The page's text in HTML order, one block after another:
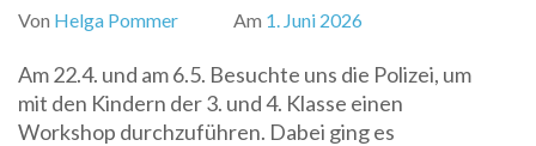
Von Helga Pommer Am 1. Juni 2026
Am 22.4. und am 6.5. Besuchte uns die Polizei, um
mit den Kindern der 3. und 4. Klasse einen
Workshop durchzuführen. Dabei ging es